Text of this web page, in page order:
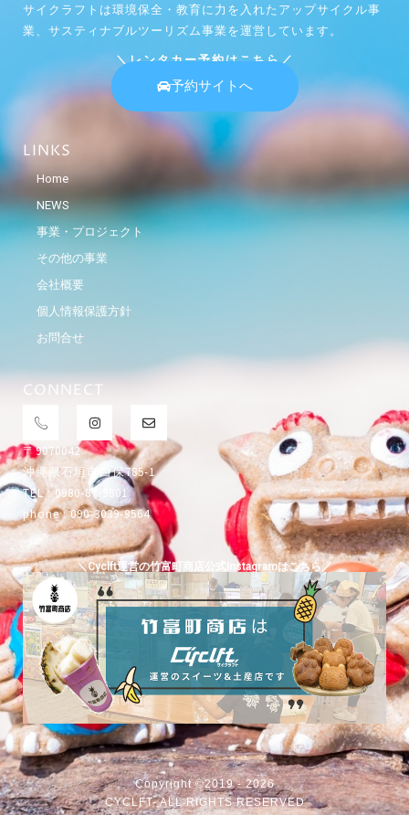
サイクラフトは環境保全・教育に力を入れたアップサイクル事
業、サスティナブルツーリズム事業を運営しています。
＼レンタカー予約はこちら／
予約サイトへ
LINKS
Home
NEWS
事業・プロジェクト
その他の事業
会社概要
個人情報保護方針
お問合せ
CONNECT
〒9070042
沖縄県石垣市白保785-1
TEL : 0980-87-9801
phone : 090-3039-9564
＼Cyclft運営の竹富町商店公式Instagramはこちら／
Copyright ©2019 - 2026
CYCLFT- ALL RIGHTS RESERVED